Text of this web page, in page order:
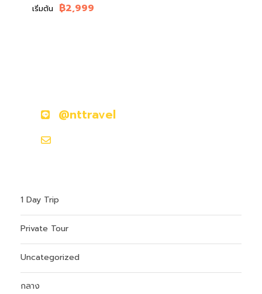
เริ่มต้น ฿2,999
@nttravel
1 Day Trip
Private Tour
Uncategorized
กลาง